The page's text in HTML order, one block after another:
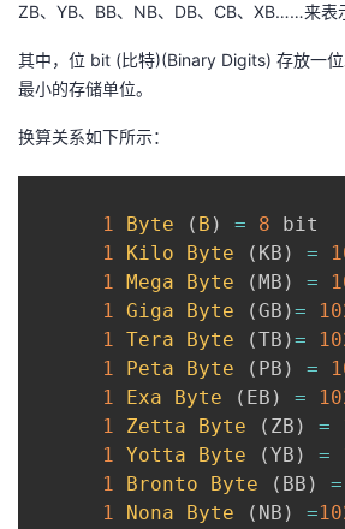
页
开
者
的
发
我
Programs
的
ZB、YB、BB、NB、DB、CB、XB……来表
其中，位 bit (比特)(Binary Digits) 存放一位
最小的存储单位。
换算关系如下所示：
1 Byte ( B ) = 8 bit
1
Kilo Byte ( KB ) =
1 Mega Byte (MB ) =
1 Giga Byte (GB )=
1 Tera Byte (TB )=
1
Peta Byte ( PB ) =
1
Exa Byte ( EB ) =
1
Zetta Byte ( ZB ) =
1 Yotta Byte (YB ) =
1
Bronto Byte ( BB ) =
1
Nona Byte ( NB ) =